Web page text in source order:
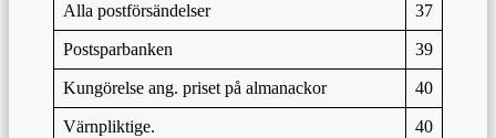
Alla postförsändelser 37
Postsparbanken 39
Kungörelse ang. priset på almanackor 40
Värnpliktige. 40